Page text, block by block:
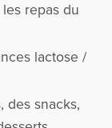
repas du
lactose /
des snacks,